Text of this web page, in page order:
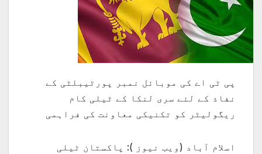
پی ٹی اے کی موبائل نمبر پورٹیبلٹی کے
نفاذ کے لئے سری لنکا کے ٹیلی کام
ریگولیٹر کو تکنیکی معاونت کی فراہمی
اسلام آباد (ویب نیوز ): پاکستان ٹیلی